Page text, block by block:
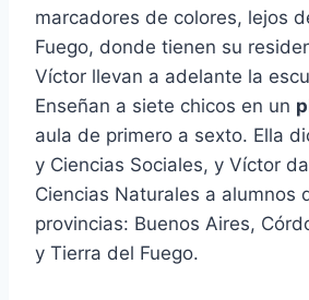
marcadores de colores, lejos
Fuego, donde tienen su
Víctor llevan a adelante la
Enseñan a siete chicos en un
aula de primero a sexto. Ella
y Ciencias Sociales, y Víctor
Ciencias Naturales a alumnos
provincias: Buenos Aires,
y Tierra del Fuego.